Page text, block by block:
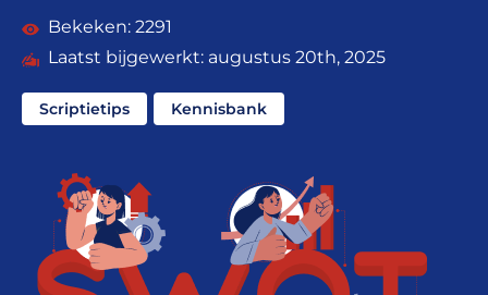
2291
augustus 20th, 2025
Scriptietips Kennisbank